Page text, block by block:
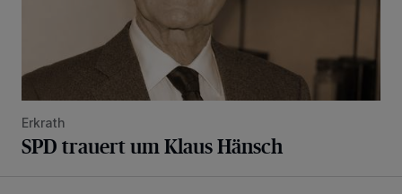
Erkrath
SPD trauert um Klaus Hänsch